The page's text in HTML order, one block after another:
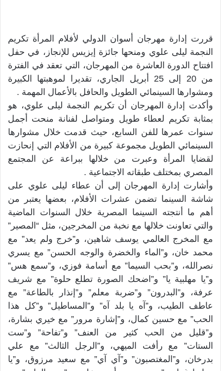
قررت إدارة مهرجان أسوان الدولي لأفلام المرأة تكريم
النجمة ليلى علوي ومنحها جائزة إيزيس للإنجاز، في حفل
افتتاح الدورة العاشرة من المهرجان، التي تعقد في الفترة
من 20 إلى 25 أبريل الجاري، تقديرا لموهبتها الكبيرة
ومشوارها السينمائي الطويل والحافل بالأعمال المهمة .
وأكدت إدارة المهرجان أن تكريم النجمة ليلى علوي، هو
بمثابة تكريم لعطاء طويل ومتواصل لفنانة منحت أجمل
سنوات عمرها للفن السابع، حيث قدمت خلال مشوارها
السينمائي الطويل مجموعة كبيرة من الأفلام التي إنحازت
لقضايا المرأة وعبرت من خلالها ببراعة عن المجتمع
المصري بمختلف طبقاته الاجتماعية .
وأشارت إدارة المهرجان إلى أن عطاء ليلى علوي على
شاشة السينما تضمن عشرات الأفلام، بعضها يعتبر من
أهم ما أنتجته السينما المصرية خلال السنوات الماضية
والتي تعاونت خلالها مع نخبة من المخرجين، مثل “المصير”
مع المخرج العالمي يوسف شاهين، و”خرج ولم يعد” مع
محمد خان، و”الماء والخضرة والوجه الحسن” مع يسري
نصرالله، و”بحب السيما” مع أسامة فوزي، و”سمع هس”
و”يا مهلبية يا” و”اضحك الصورة تطلع حلوة” مع شريف
عرفة، و”البدرون” و”ضربة معلم” و”إنذار بالطاعة” مع
عاطف الطيب، و”آه يا بلد آه” و”المساطيل” و”كل هذا
الحب” مع حسين كمال، و”إشارة مرور” مع خيري بشارة،
و”قليل من الحب كثير من العنف” و”تفاحة” و”ست
الستات” مع رأفت الميهي، و”الرجل الثالث” مع علي
بدرخان، و”المغتصبون” و”آي آي” مع سعيد مرزوق، و”يا